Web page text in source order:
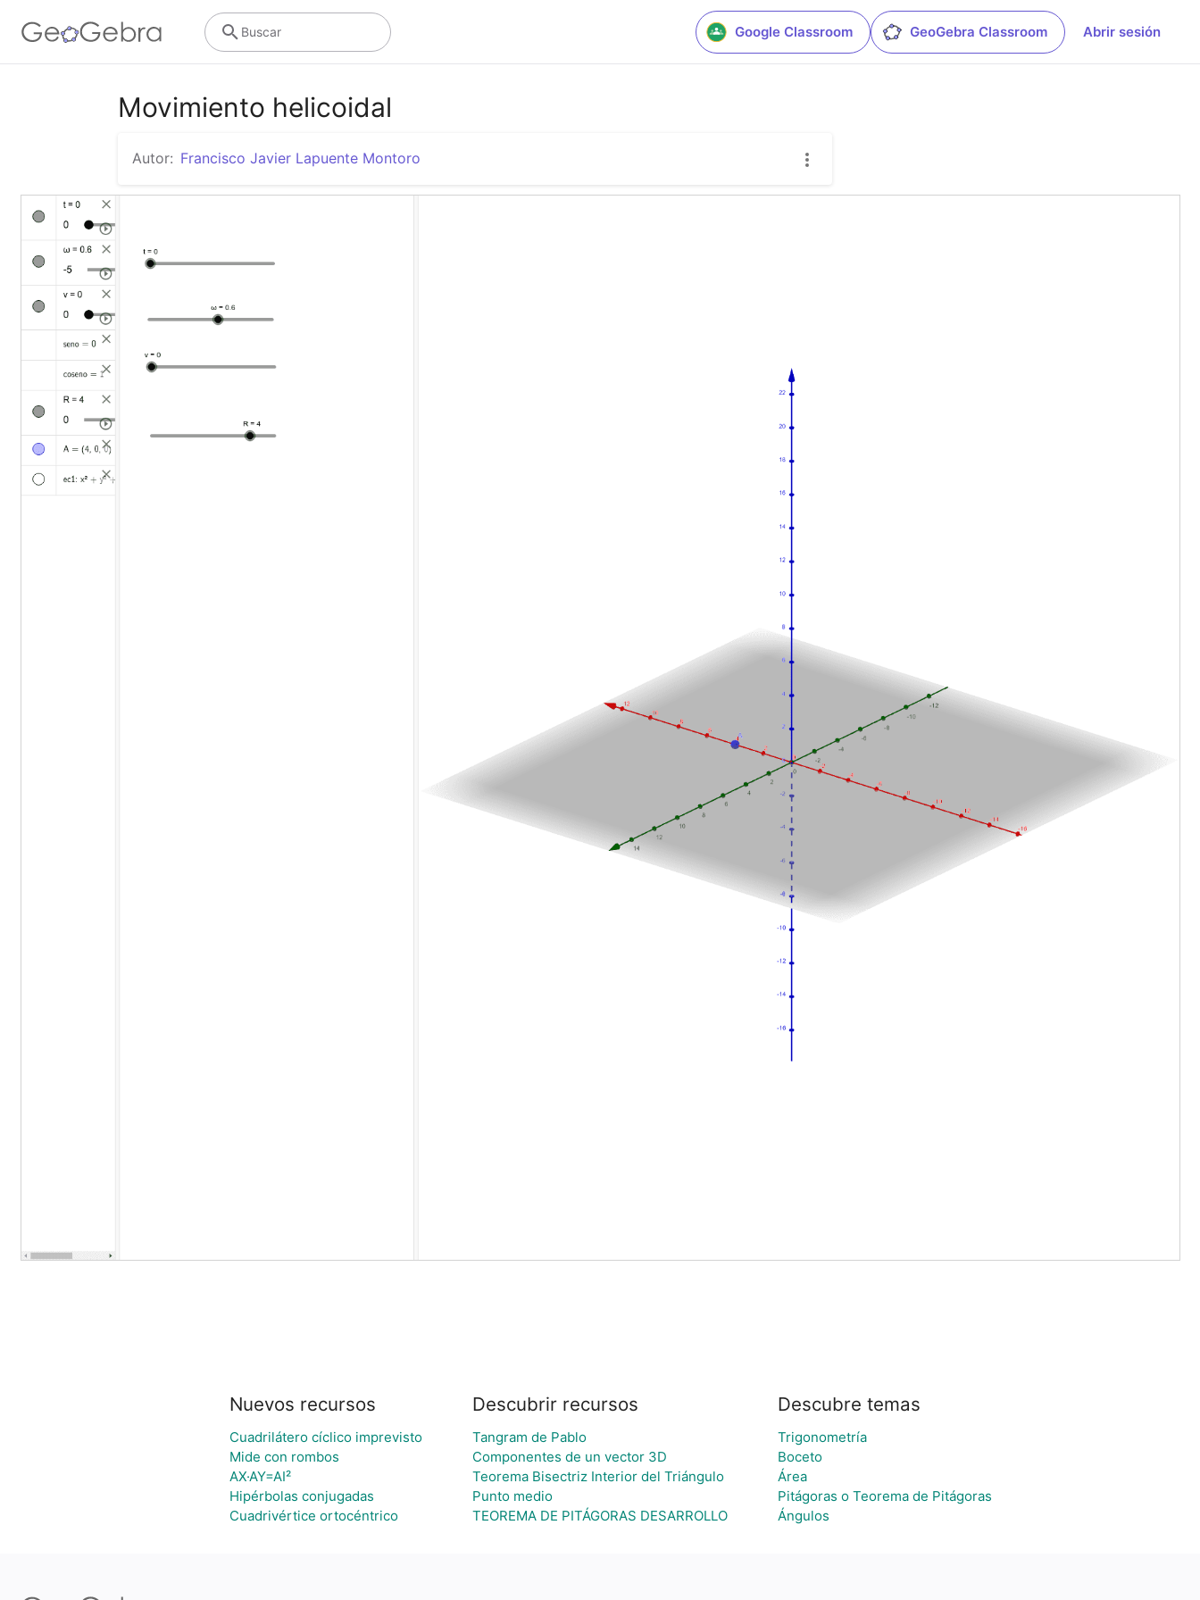
Google Classroom GeoGebra Classroom Abrir sesión
Buscar
Movimiento helicoidal
Autor: Francisco Javier Lapuente Montoro
Nuevos recursos
Cuadrilátero cíclico imprevisto
Mide con rombos
AX·AY=AI²
Hipérbolas conjugadas
Cuadrivértice ortocéntrico
Descubrir recursos
Tangram de Pablo
Componentes de un vector 3D
Teorema Bisectriz Interior del Triángulo
Punto medio
TEOREMA DE PITÁGORAS DESARROLLO
Descubre temas
Trigonometría
Boceto
Área
Pitágoras o Teorema de Pitágoras
Ángulos